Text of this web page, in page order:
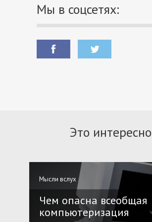
Мы в соцсетях:
Это интересно
Мысли вслух
Чем опасна всеобщая
компьютеризация